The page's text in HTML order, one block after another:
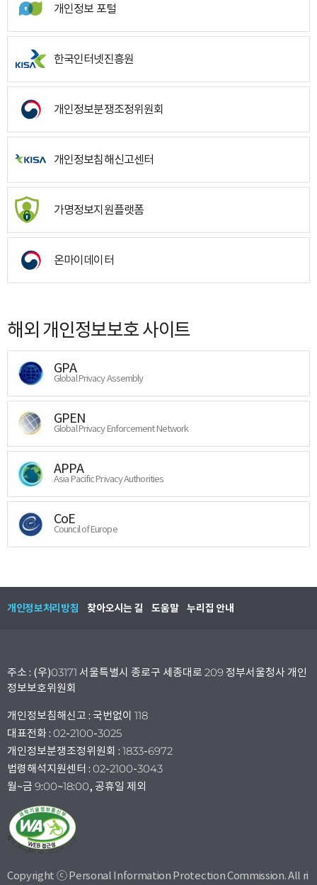
개인정보 포털
한국인터넷진흥원
개인정보분쟁조정위원회
개인정보침해신고센터
가명정보지원플랫폼
온마이데이터
해외 개인정보보호 사이트
GPA
Global Privacy Assembly
GPEN
Global Privacy Enforcement Network
APPA
Asia Pacific Privacy Authorities
CoE
Council of Europe
개인정보처리방침 찾아오시는 길 도움말 누리집 안내
주소 : (우)03171 서울특별시 종로구 세종대로 209 정부서울청사 개인
정보보호위원회
개인정보침해신고 : 국번없이 118
대표전화 : 02-2100-3025
개인정보분쟁조정위원회 : 1833-6972
법령해석지원센터 : 02-2100-3043
월~금 9:00~18:00, 공휴일 제외
Copyright ⓒ Personal Information Protection Commission. All ri